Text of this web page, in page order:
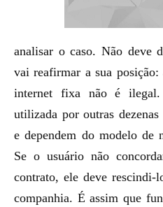
analisar o caso. Não deve
vai reafirmar a sua
internet fixa não é
utilizada por outras
e dependem do modelo de
Se o usuário não
contrato, ele deve
companhia. É assim que